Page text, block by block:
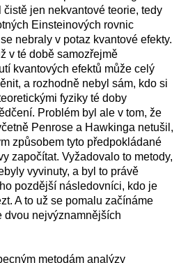
jen nekvantové teorie, tedy
Einsteinových rovnic
nebraly v potaz kvantové efekty.
v té době samozřejmě
kvantových efektů může celý
a rozhodně nebyl sám, kdo si
fyziky té doby
Problém byl ale v tom, že
Penrose a Hawkinga netušil,
způsobem tyto předpokládané
započítat. Vyžadovalo to metody,
vyvinuty, a byl to právě
pozdější následovníci, kdo je
A to už se pomalu začínáme
dvou nejvýznamnějších
metodám analýzy